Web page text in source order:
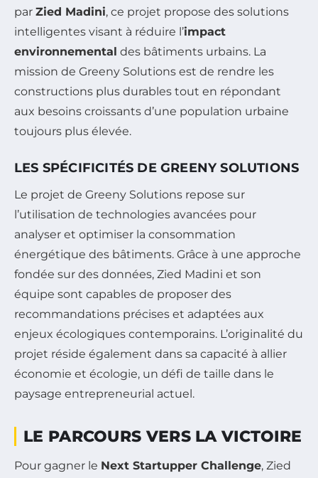
par Zied Madini, ce projet propose des solutions
intelligentes visant à réduire l’impact
environnemental des bâtiments urbains. La
mission de Greeny Solutions est de rendre les
constructions plus durables tout en répondant
aux besoins croissants d’une population urbaine
toujours plus élevée.
LES SPÉCIFICITÉS DE GREENY SOLUTIONS
Le projet de Greeny Solutions repose sur
l’utilisation de technologies avancées pour
analyser et optimiser la consommation
énergétique des bâtiments. Grâce à une approche
fondée sur des données, Zied Madini et son
équipe sont capables de proposer des
recommandations précises et adaptées aux
enjeux écologiques contemporains. L’originalité du
projet réside également dans sa capacité à allier
économie et écologie, un défi de taille dans le
paysage entrepreneurial actuel.
LE PARCOURS VERS LA VICTOIRE
Pour gagner le Next Startupper Challenge, Zied